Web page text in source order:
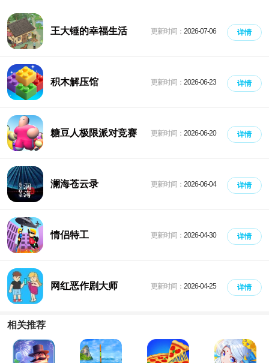
王大锤的幸福生活 更新时间： 2026-07-06 详情
积木解压馆 更新时间： 2026-06-23 详情
糖豆人极限派对竞赛 更新时间： 2026-06-20 详情
澜海苍云录 更新时间： 2026-06-04 详情
情侣特工 更新时间： 2026-04-30 详情
网红恶作剧大师 更新时间： 2026-04-25 详情
相关推荐